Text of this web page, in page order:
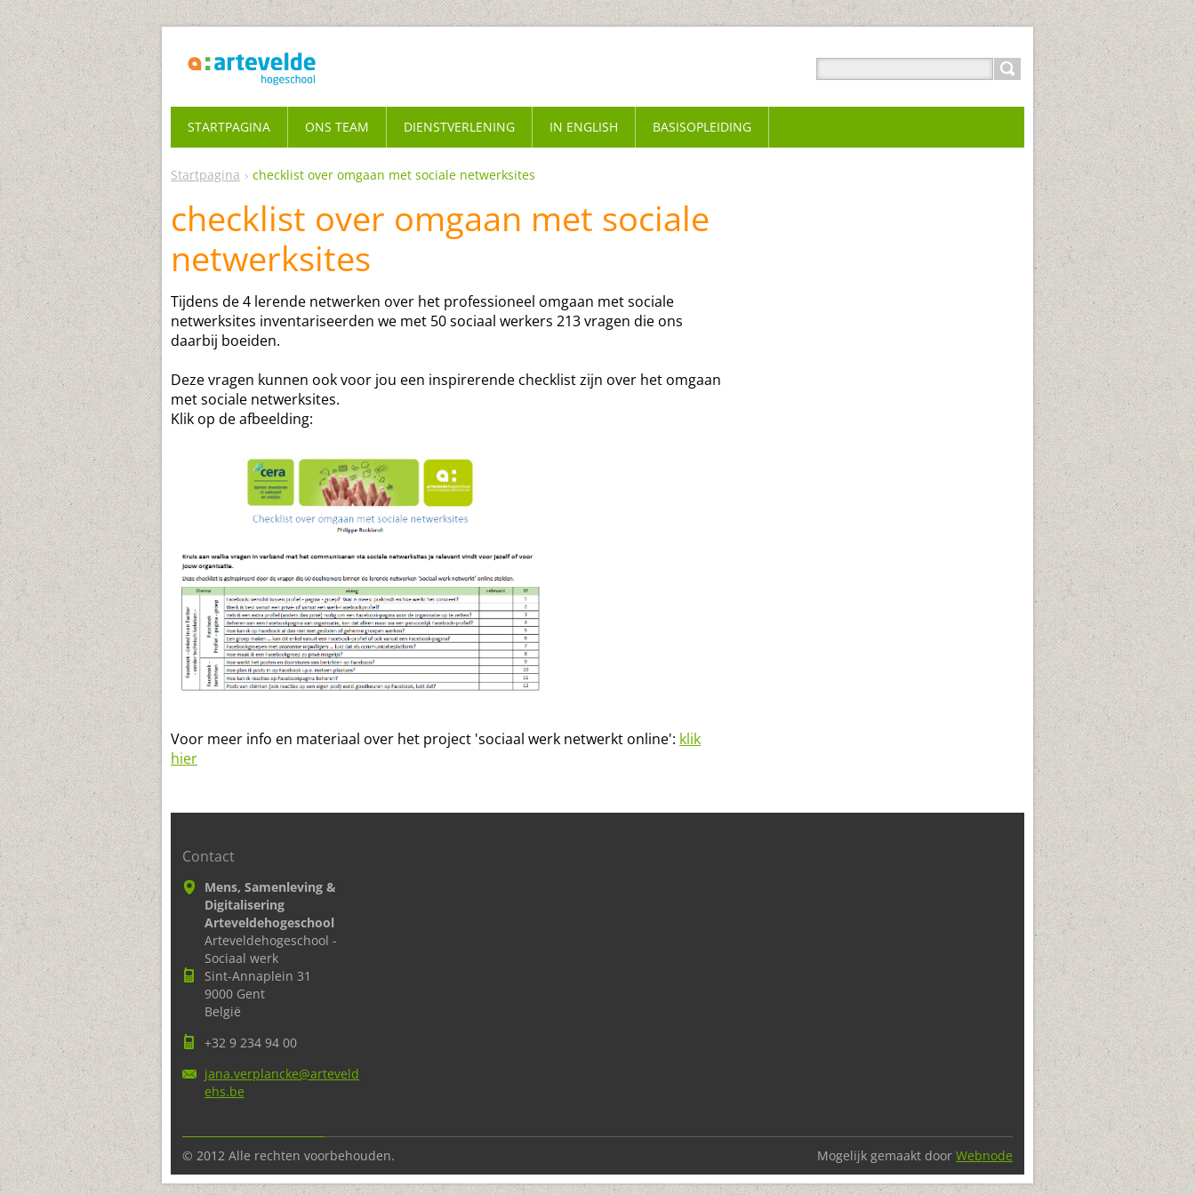
Startpagina checklist over omgaan met sociale netwerksites
checklist over omgaan met sociale
netwerksites
Tijdens de 4 lerende netwerken over het professioneel omgaan met sociale
netwerksites inventariseerden we met 50 sociaal werkers 213 vragen die ons
daarbij boeiden.
Deze vragen kunnen ook voor jou een inspirerende checklist zijn over het omgaan
met sociale netwerksites.
Klik op de afbeelding:
Voor meer info en materiaal over het project 'sociaal werk netwerkt online': klik
hier
STARTPAGINA ONS TEAM DIENSTVERLENING IN ENGLISH BASISOPLEIDING
Contact
Mens, Samenleving &
Digitalisering
Arteveldehogeschool
Arteveldehogeschool -
Sociaal werk
Sint-Annaplein 31
9000 Gent
België
+32 9 234 94 00
jana.verplancke@arteveld
ehs.be
© 2012 Alle rechten voorbehouden. Mogelijk gemaakt door Webnode